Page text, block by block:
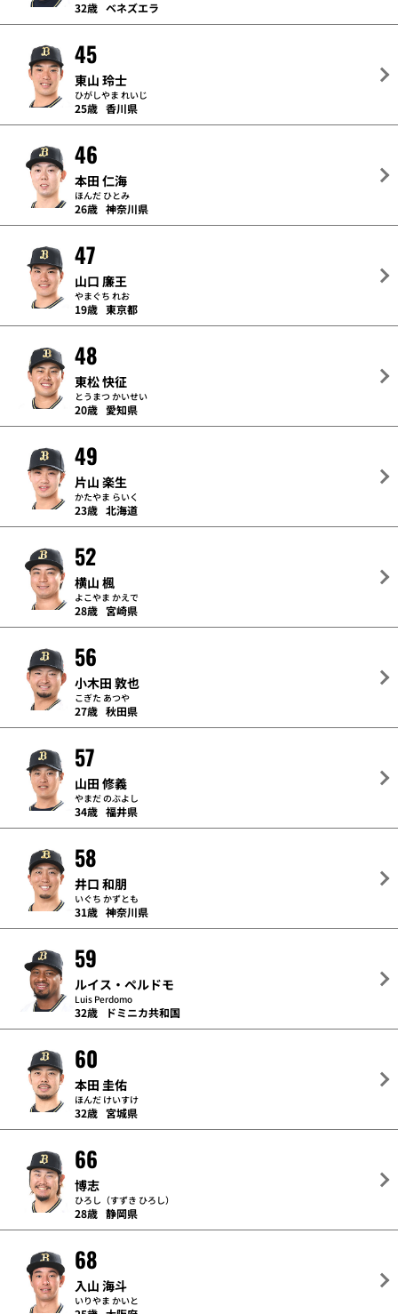
32歳 ベネズエラ
45
東山 玲士
ひがしやま れいじ
25歳 香川県
46
本田 仁海
ほんだ ひとみ
26歳 神奈川県
47
山口 廉王
やまぐち れお
19歳 東京都
48
東松 快征
とうまつ かいせい
20歳 愛知県
49
片山 楽生
かたやま らいく
23歳 北海道
52
横山 楓
よこやま かえで
28歳 宮崎県
56
小木田 敦也
こぎた あつや
27歳 秋田県
57
山田 修義
やまだ のぶよし
34歳 福井県
58
井口 和朋
いぐち かずとも
31歳 神奈川県
59
ルイス・ペルドモ
Luis Perdomo
32歳 ドミニカ共和国
60
本田 圭佑
ほんだ けいすけ
32歳 宮城県
66
博志
ひろし（すずき ひろし）
28歳 静岡県
68
入山 海斗
いりやま かいと